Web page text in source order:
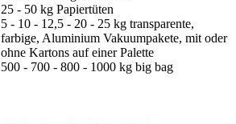
25 - 50 kg Papiertüten
5 - 10 - 12,5 - 20 - 25 kg transparente,
farbige, Aluminium Vakuumpakete, mit oder
ohne Kartons auf einer Palette
500 - 700 - 800 - 1000 kg big bag